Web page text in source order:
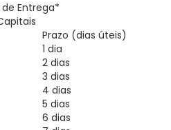
de Entrega*
Prazo (dias úteis)
1 dia
2 dias
3 dias
4 dias
5 dias
6 dias